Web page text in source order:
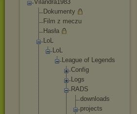
Vilandra1983
Dokumenty
Film z meczu
Hasła
LoL
LoL
League of Legends
Config
Logs
RADS
downl oads
projects